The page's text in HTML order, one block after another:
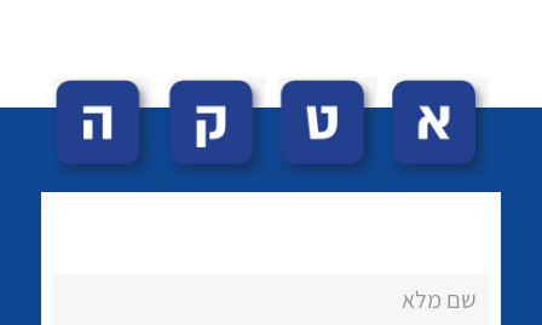
לכל מוצרי היצרן לכל מוצרי היצרן
שם מלא